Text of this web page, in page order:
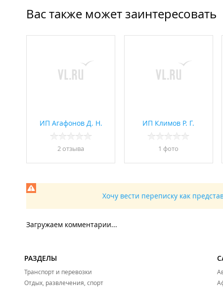
Вас также может заинтересовать
ИП Агафонов Д. Н.
2 отзывa
ИП Климов Р. Г.
1 фото
Хочу вести переписку как
Загружаем комментарии...
РАЗДЕЛЫ
Транспорт и перевозки
Отдых, развлечения, спорт